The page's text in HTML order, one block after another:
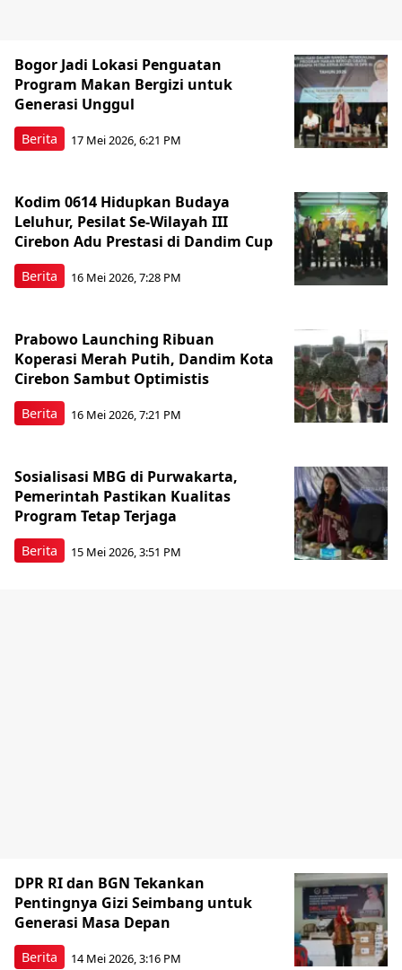
Berita
Bogor Jadi Lokasi Penguatan
Program Makan Bergizi untuk
Generasi Unggul
17 Mei 2026, 6:21 PM
Berita
Kodim 0614 Hidupkan Budaya
Leluhur, Pesilat Se-Wilayah III
Cirebon Adu Prestasi di Dandim Cup
16 Mei 2026, 7:28 PM
Berita
Prabowo Launching Ribuan
Koperasi Merah Putih, Dandim Kota
Cirebon Sambut Optimistis
16 Mei 2026, 7:21 PM
Berita
Sosialisasi MBG di Purwakarta,
Pemerintah Pastikan Kualitas
Program Tetap Terjaga
15 Mei 2026, 3:51 PM
Berita
DPR RI dan BGN Tekankan
Pentingnya Gizi Seimbang untuk
Generasi Masa Depan
14 Mei 2026, 3:16 PM